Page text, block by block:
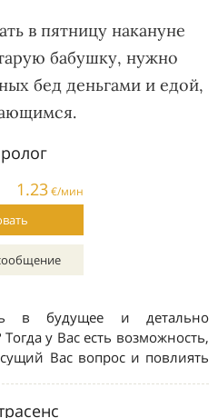
в пятницу накануне
бабушку, нужно
бед деньгами и едой,